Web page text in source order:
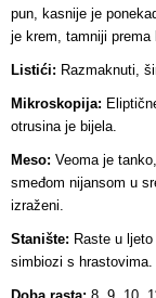
pun, kasnije je
je krem, tamniji prema
Listići: Razmaknuti,
Mikroskopija:
otrusina je bijela.
Meso: Veoma je
smeđom nijansom u
izraženi.
Stanište: Raste u
simbiozi s hrastovima.